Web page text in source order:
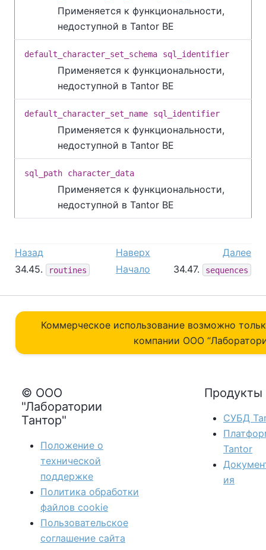
Применяется к функциональности,
недоступной в Tantor BE
default_character_set_schema sql_identifier
Применяется к функциональности,
недоступной в Tantor BE
default_character_set_name sql_identifier
Применяется к функциональности,
недоступной в Tantor BE
sql_path character_data
Применяется к функциональности,
недоступной в Tantor BE
Назад Наверх
Далее
34.45.
routines Начало 34.47. sequences
Коммерческое использование возможно
компании ОOO
© ООО
"Лаборатории
Тантор"
Положение о
технической
поддержке
Политика обработки
файлов сookie
Пользовательское
соглашение сайта
Продукты
СУБД
Tantor
ия